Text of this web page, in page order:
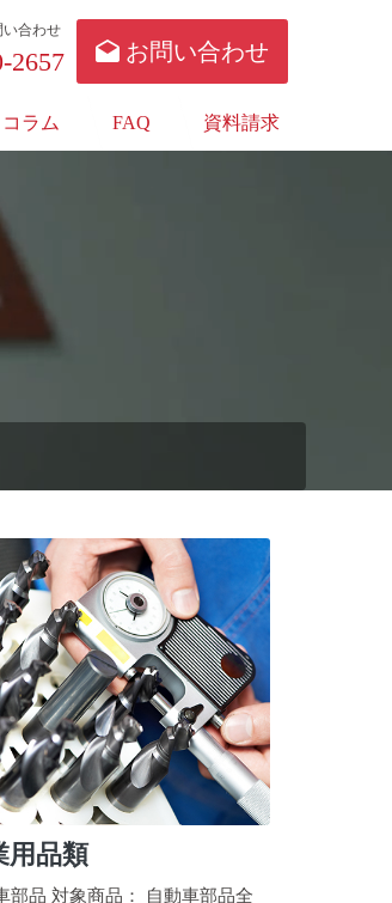
い合わせ
2657 お問い合わせ
コラム FAQ 資料請求
用品類
部品 対象商品： 自動車部品全